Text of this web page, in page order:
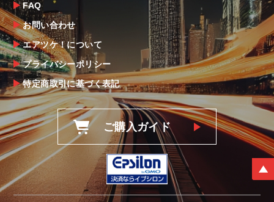
FAQ
お問い合わせ
エアツケ！について
プライバシーポリシー
特定商取引に基づく表記
ご購入ガイド